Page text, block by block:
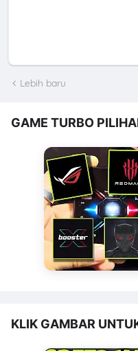
Lebih baru
GAME TURBO
KLIK GAMBAR